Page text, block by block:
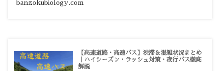
banzokubiology.com
【高速道路・高速バス】渋滞＆混雑状況まとめ
｜ハイシーズン・ラッシュ対策・夜行バス徹底
解説